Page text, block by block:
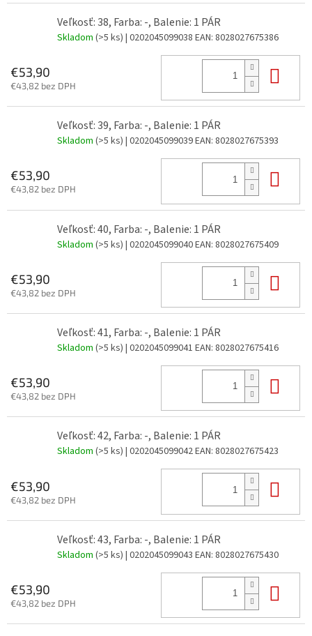
Veľkosť: 38, Farba: -, Balenie: 1 PÁR
Skladom (>5 ks) | 0202045099038 EAN: 8028027675386
€53,90
€43,82 bez DPH
Veľkosť: 39, Farba: -, Balenie: 1 PÁR
Skladom (>5 ks) | 0202045099039EAN: 8028027675393
€53,90
€43,82 bez DPH
Veľkosť: 40, Farba: -, Balenie: 1 PÁR
Skladom (>5 ks) | 0202045099040EAN: 8028027675409
€53,90
€43,82 bez DPH
Veľkosť: 41, Farba: -, Balenie: 1 PÁR
Skladom (>5 ks) | 0202045099041 EAN: 8028027675416
€53,90
€43,82 bez DPH
Veľkosť: 42, Farba: -, Balenie: 1 PÁR
Skladom (>5 ks) | 0202045099042EAN: 8028027675423
€53,90
€43,82 bez DPH
Veľkosť: 43, Farba: -, Balenie: 1 PÁR
Skladom (>5 ks) | 0202045099043 EAN: 8028027675430
€53,90
€43,82 bez DPH